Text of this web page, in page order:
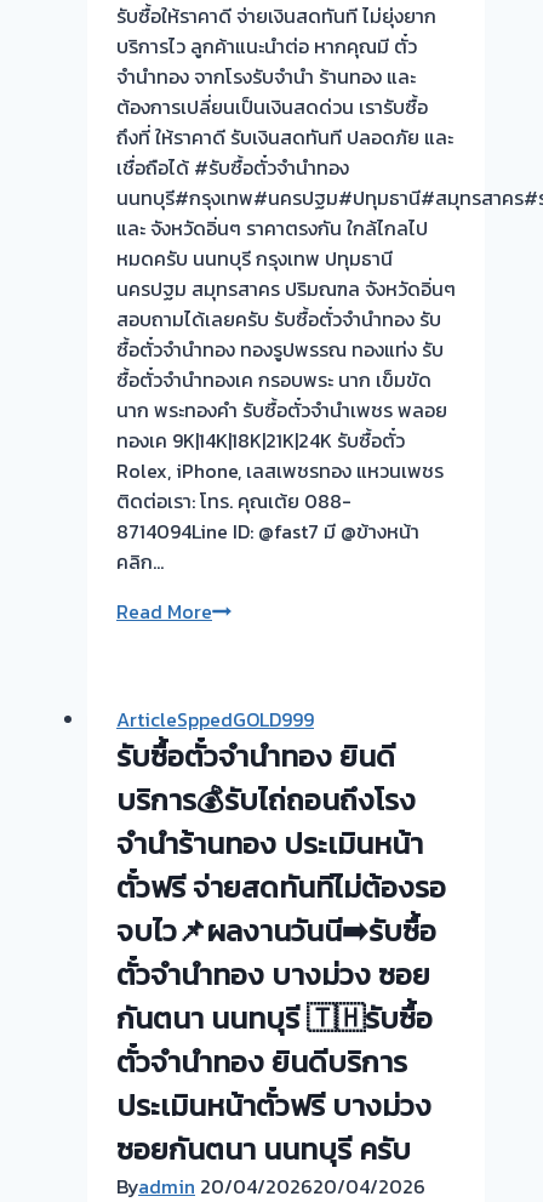
รับซื้อให้ราคาดี จ่ายเงินสดทันที ไม่ยุ่งยาก
บริการไว ลูกค้าแนะนำต่อ หากคุณมี ตั๋ว
จำนำทอง จากโรงรับจำนำ ร้านทอง และ
ต้องการเปลี่ยนเป็นเงินสดด่วน เรารับซื้อ
ถึงที่ ให้ราคาดี รับเงินสดทันที ปลอดภัย และ
เชื่อถือได้ #รับซื้อตั๋วจำนำทอง
นนทบุรี#กรุงเทพ#นครปฐม#ปทุมธานี#สมุทรสาคร#
และ จังหวัดอิ่นๆ ราคาตรงกัน ใกล้ไกลไป
หมดครับ นนทบุรี กรุงเทพ ปทุมธานี
นครปฐม สมุทรสาคร ปริมณฑล จังหวัดอิ่นๆ
สอบถามได้เลยครับ รับซื้อตั๋วจำนำทอง รับ
ซื้อตั๋วจำนำทอง ทองรูปพรรณ ทองแท่ง รับ
ซื้อตั๋วจำนำทองเค กรอบพระ นาก เข็มขัด
นาก พระทองคำ รับซื้อตั๋วจำนำเพชร พลอย
ทองเค 9K|14K|18K|21K|24K รับซื้อตั๋ว
Rolex, iPhone, เลสเพชรทอง แหวนเพชร
ติดต่อเรา: โทร. คุณเต้ย 088-
8714094Line ID: @fast7 มี @ข้างหน้า
คลิก…
Read Moreรับ
ทอง
ยินดี
บริการ
💰
รับ
ไถ่ถอน
โรง
จำนำ
ร้าน
ทอง
ประเมิน
หน้า
ตั๋ว
ฟรี
จ่าย
ArticleSppedGOLD999
รับซื้อตั๋วจำนำทอง ยินดี
บริการ💰รับไถ่ถอนถึงโรง
จำนำร้านทอง ประเมินหน้า
ตั๋วฟรี จ่ายสดทันทีไม่ต้องรอ
จบไว📌ผลงานวันนี➡️รับซื้อ
ตั๋วจำนำทอง บางม่วง ซอย
กันตนา นนทบุรี 🇹🇭รับซื้อ
ตั๋วจำนำทอง ยินดีบริการ
ประเมินหน้าตั๋วฟรี บางม่วง
ซอยกันตนา นนทบุรี ครับ
Byadmin 20/04/202620/04/2026